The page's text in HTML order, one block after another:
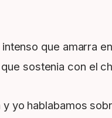
que amarra
sostenia con el
yo hablabamos